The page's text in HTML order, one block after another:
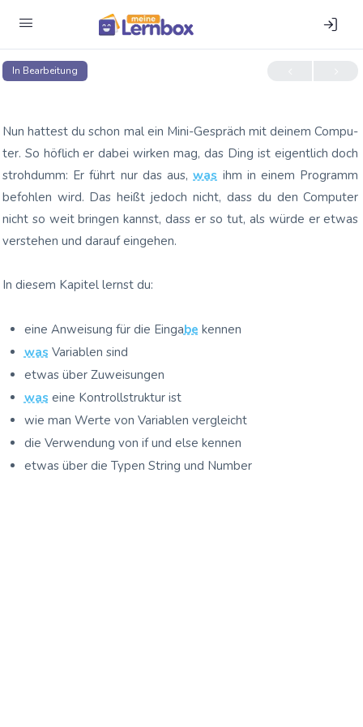
In Bear­bei­tung
Nun hat­test du schon mal ein Mini-Gespräch mit dei­nem Com­pu­
ter. So höf­lich er dabei wir­ken mag, das Ding ist eigent­lich doch
stroh­dumm: Er führt nur das aus,was ihm in einem Pro­gramm
befoh­len wird. Das heißt jedoch nicht, dass du den Com­pu­ter
nicht so weit brin­gen kannst, dass er so tut, als wür­de er etwas
ver­ste­hen und dar­auf eingehen.
In die­sem Kapi­tel lernst du:
eine Anwei­sung für die Ein­ga­be kennen
was Varia­blen sind
etwas über Zuweisungen
was eine Kon­troll­struk­tur ist
wie man Wer­te von Varia­blen vergleicht
die Ver­wen­dung von ifund else ken­nen
etwas über die Typen String und Number